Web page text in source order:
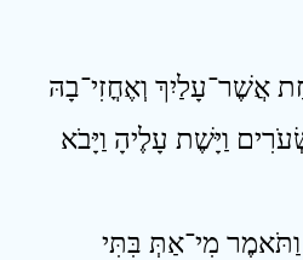
אֲשֶׁר־עָלַיִךְ וְאֶחֳזִי־בָהּ
וַיָּשֶׁת עָלֶיהָ וַיָּבֹא
וַתֹּאמֶר מִי־אַתְּ בִּתִּי